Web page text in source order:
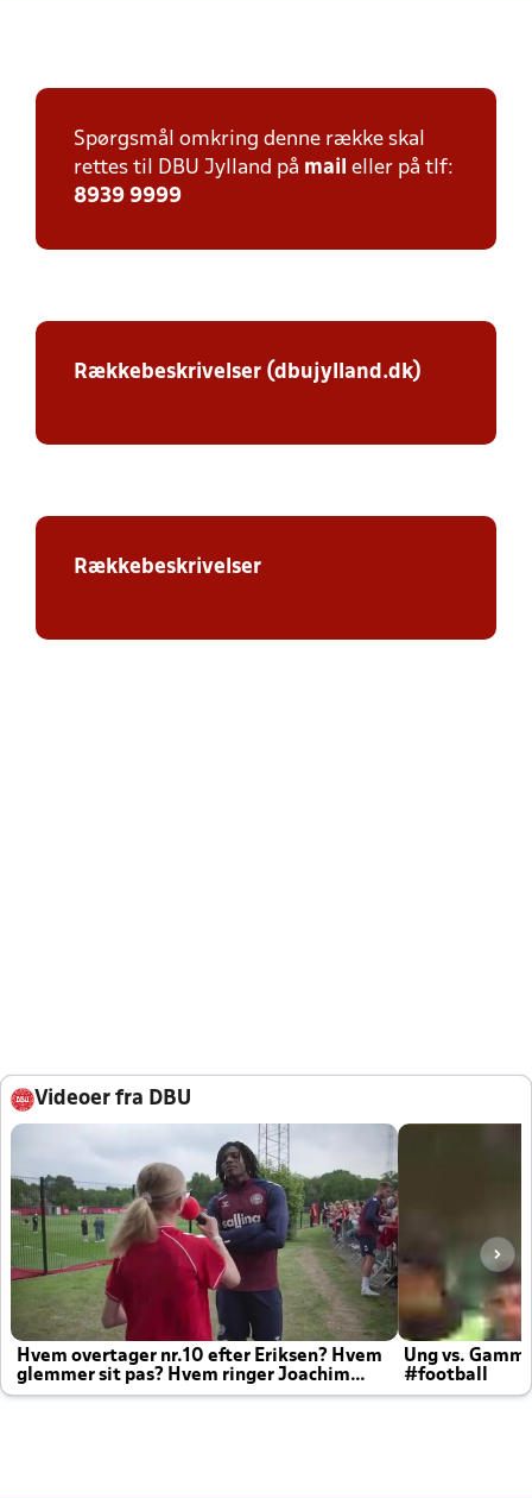
Spørgsmål omkring denne række skal
rettes til DBU Jylland på mail eller på tlf:
8939 9999
Rækkebeskrivelser (dbujylland.dk)
Rækkebeskrivelser
Videoer fra DBU
Hvem overtager nr.10 efter Eriksen? Hvem
glemmer sit pas? Hvem ringer Joachim
altid til efter kampe?
Ung vs.
#football